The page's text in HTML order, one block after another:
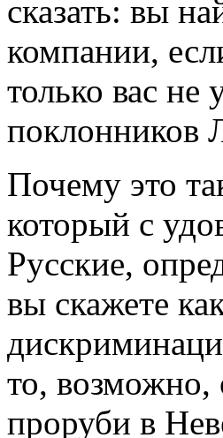
сказать: вы
компании,
только вас не
поклонников
Почему это
который с
Русские,
вы скажете
то, возможно,
проруби в